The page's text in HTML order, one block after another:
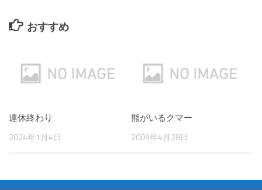
おすすめ
連休終わり
2024年1月4日
熊がいるクマー
2009年4月28日